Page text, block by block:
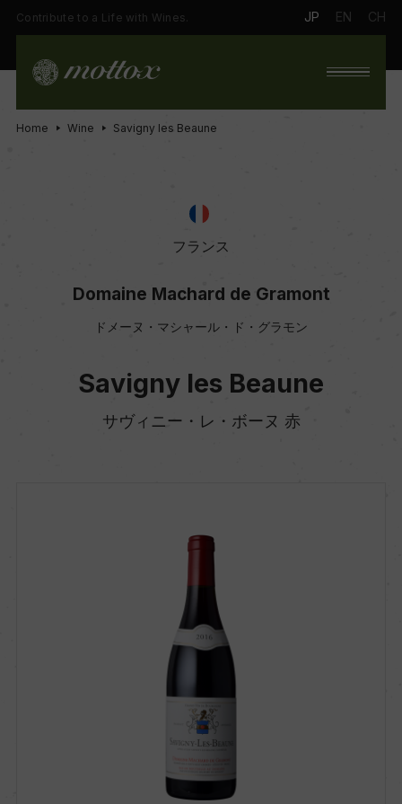
Contribute to a Life with Wines. JP EN CH
Home Wine Savigny les Beaune
フランス
Domaine Machard de Gramont
ドメーヌ・マシャール・ド・グラモン
Savigny les Beaune
サヴィニー・レ・ボーヌ 赤